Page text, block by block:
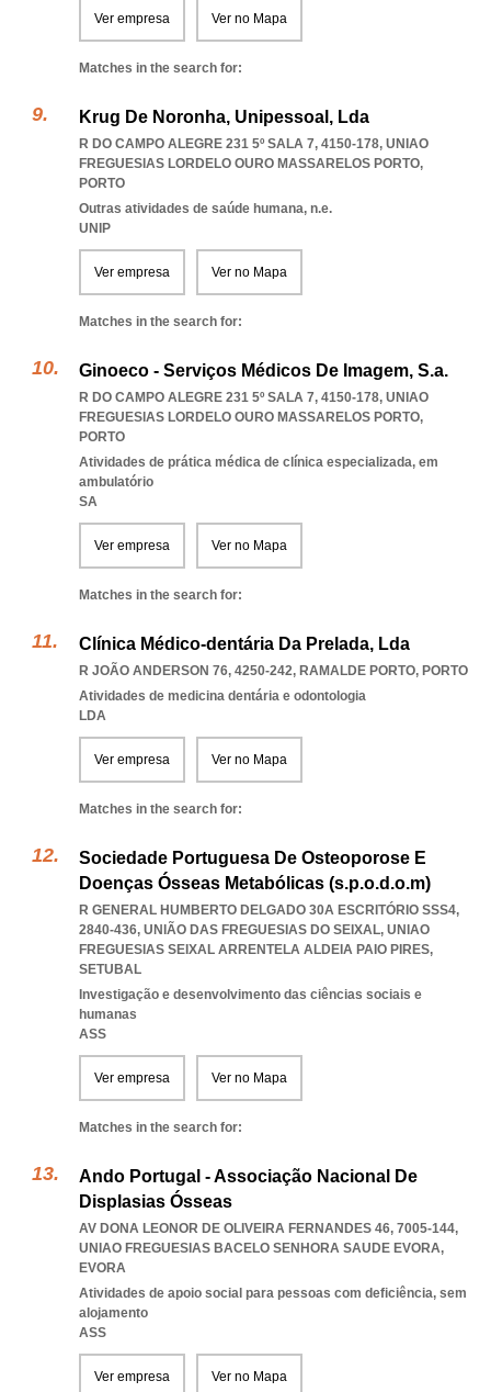
Ver empresa Ver no Mapa
Matches in the search for:
Krug De Noronha, Unipessoal, Lda
R DO CAMPO ALEGRE 231 5º SALA 7, 4150-178, UNIAO
FREGUESIAS LORDELO OURO MASSARELOS PORTO,
PORTO
Outras atividades de saúde humana, n.e.
UNIP
Ver empresa Ver no Mapa
Matches in the search for:
Ginoeco - Serviços Médicos De Imagem, S.a.
R DO CAMPO ALEGRE 231 5º SALA 7, 4150-178, UNIAO
FREGUESIAS LORDELO OURO MASSARELOS PORTO,
PORTO
Atividades de prática médica de clínica especializada, em
ambulatório
SA
Ver empresa Ver no Mapa
Matches in the search for:
Clínica Médico-dentária Da Prelada, Lda
R JOÃO ANDERSON 76, 4250-242, RAMALDE PORTO, PORTO
Atividades de medicina dentária e odontologia
LDA
Ver empresa Ver no Mapa
Matches in the search for:
Sociedade Portuguesa De Osteoporose E
Doenças Ósseas Metabólicas (s.p.o.d.o.m)
R GENERAL HUMBERTO DELGADO 30A ESCRITÓRIO SSS4,
2840-436, UNIÃO DAS FREGUESIAS DO SEIXAL, UNIAO
FREGUESIAS SEIXAL ARRENTELA ALDEIA PAIO PIRES,
SETUBAL
Investigação e desenvolvimento das ciências sociais e
humanas
ASS
Ver empresa Ver no Mapa
Matches in the search for:
Ando Portugal - Associação Nacional De
Displasias Ósseas
AV DONA LEONOR DE OLIVEIRA FERNANDES 46, 7005-144,
UNIAO FREGUESIAS BACELO SENHORA SAUDE EVORA,
EVORA
Atividades de apoio social para pessoas com deficiência, sem
alojamento
ASS
Ver empresa Ver no Mapa